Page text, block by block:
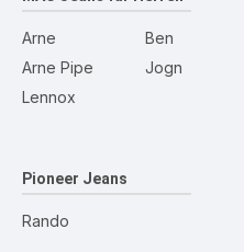
Arne
Arne Pipe
Lennox
Ben
Jogn
Pioneer Jeans
Rando